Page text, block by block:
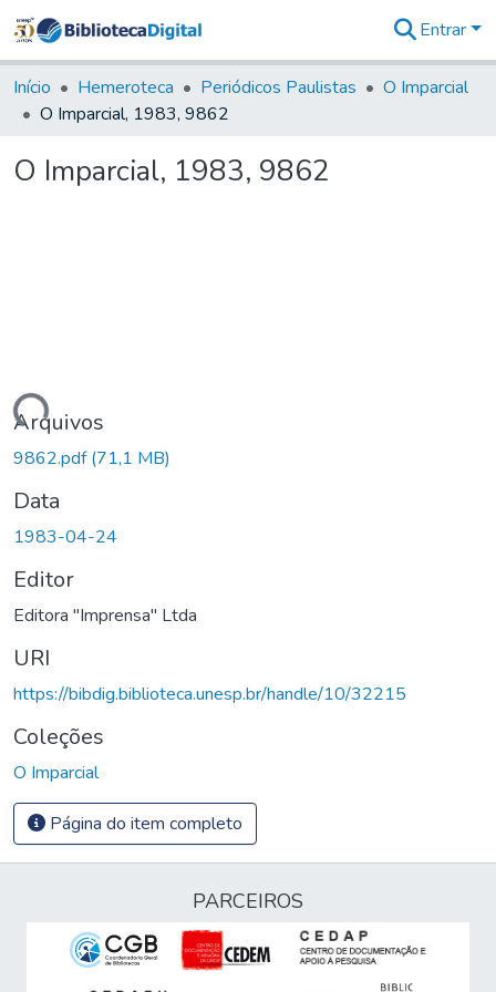
&
Coleções
Tudo na
Digital
Entrar
Início Hemeroteca Periódicos Paulistas
O Imparcial
O Imparcial, 1983, 9862
O Imparcial, 1983, 9862
Arquivos
9862.pdf(71,1 MB)
Data
1983-04-24
Editor
Editora "Imprensa" Ltda
URI
https://bibdig.biblioteca.unesp.br/handle/10/32215
Coleções
O Imparcial
Página do item completo
PARCEIROS